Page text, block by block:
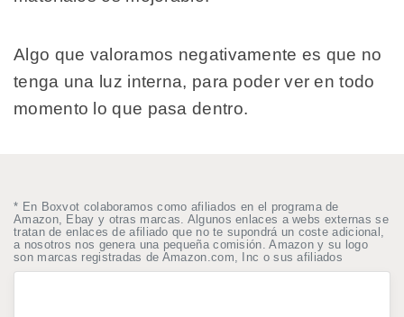
Algo que valoramos negativamente es que no
tenga una luz interna, para poder ver en todo
momento lo que pasa dentro.
* En Boxvot colaboramos como afiliados en el programa de
Amazon, Ebay y otras marcas. Algunos enlaces a webs externas se
tratan de enlaces de afiliado que no te supondrá un coste adicional,
a nosotros nos genera una pequeña comisión. Amazon y su logo
son marcas registradas de Amazon.com, Inc o sus afiliados